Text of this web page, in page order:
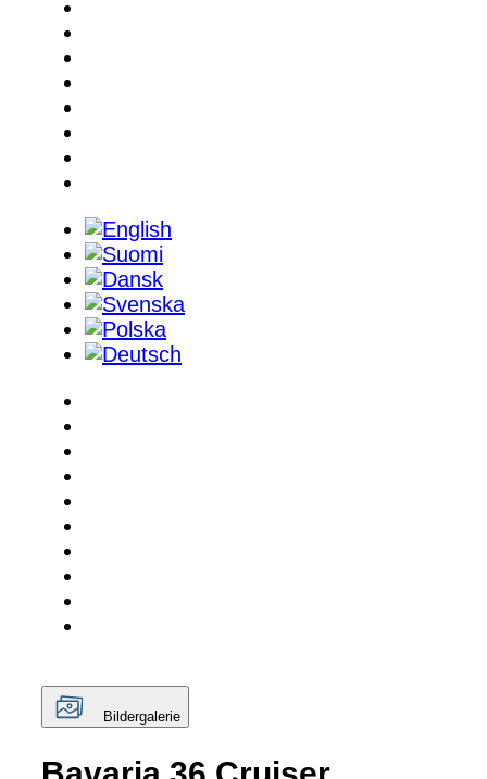
Bildergalerie